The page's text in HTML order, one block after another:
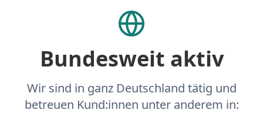
Bundesweit aktiv
Wir sind in ganz Deutschland tätig und
betreuen Kund:innen unter anderem in: